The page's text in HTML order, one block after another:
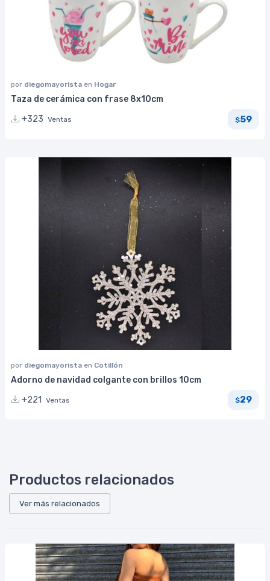
por diegomayorista en Hogar
Taza de cerámica con frase 8x10cm
+323 Ventas $59
por diegomayorista en Cotillón
Adorno de navidad colgante con brillos 10cm
+221
Ventas $29
Productos relacionados
Ver más relacionados